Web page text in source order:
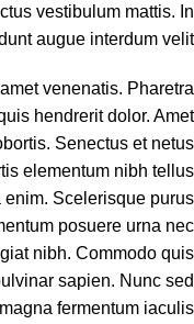
vestibulum mattis. In
augue interdum velit.
venenatis. Pharetra
hendrerit dolor. Amet
Senectus et netus
elementum nibh tellus
Scelerisque purus
posuere urna nec
nibh. Commodo quis
sapien. Nunc sed
fermentum iaculis